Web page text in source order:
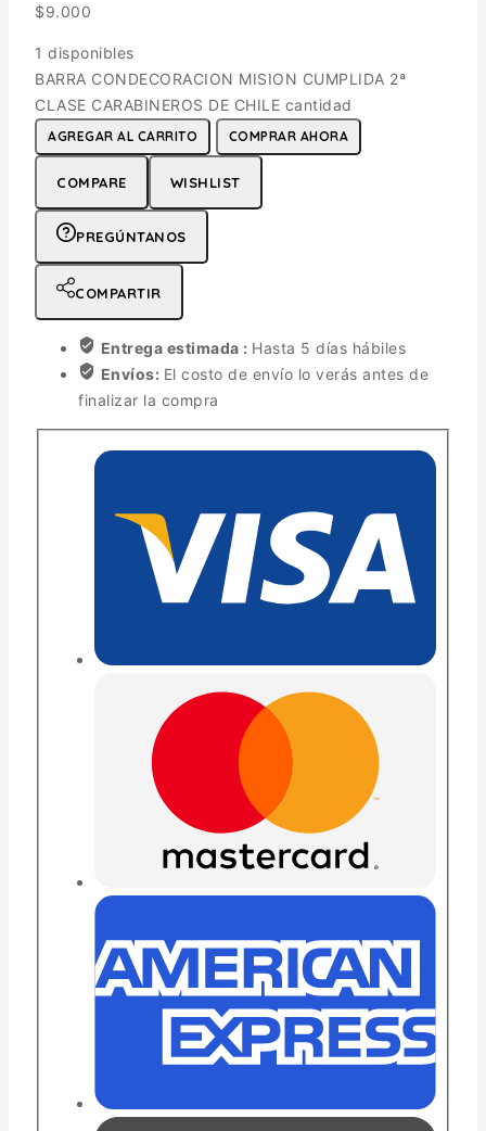
$9.000
1 disponibles
BARRA CONDECORACION MISION CUMPLIDA 2ª
CLASE CARABINEROS DE CHILE cantidad
AGREGAR AL CARRITO COMPRAR AHORA
COMPARE WISHLIST
PREGÚNTANOS
COMPARTIR
Entrega estimada : Hasta 5 días hábiles
Envíos: El costo de envío lo verás antes de
finalizar la compra